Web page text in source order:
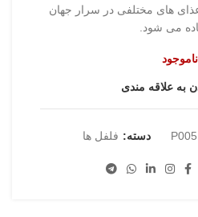
های مختلفی در سرار جهان
می شود.
ناموجود
به علاقه مندی
P005 دسته: فلفل ها